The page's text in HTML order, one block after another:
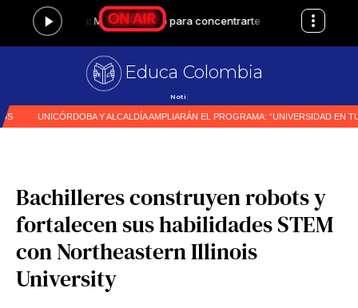
Educa Colombia
Noticias
Bachilleres construyen robots y
fortalecen sus habilidades STEM
con Northeastern Illinois
University